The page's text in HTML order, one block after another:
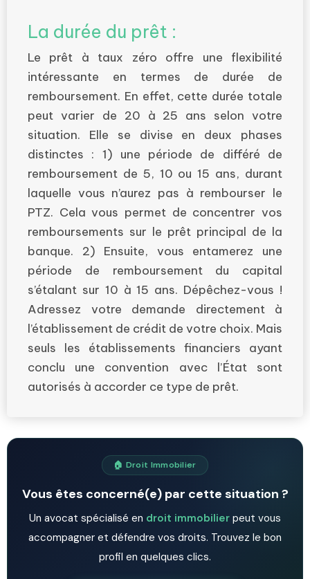
La durée du prêt :
Le prêt à taux zéro offre une flexibilité
intéressante en termes de durée de
remboursement. En effet, cette durée totale
peut varier de 20 à 25 ans selon votre
situation. Elle se divise en deux phases
distinctes : 1) une période de différé de
remboursement de 5, 10 ou 15 ans, durant
laquelle vous n’aurez pas à rembourser le
PTZ. Cela vous permet de concentrer vos
remboursements sur le prêt principal de la
banque. 2) Ensuite, vous entamerez une
période de remboursement du capital
s’étalant sur 10 à 15 ans. Dépêchez-vous !
Adressez votre demande directement à
l’établissement de crédit de votre choix. Mais
seuls les établissements financiers ayant
conclu une convention avec l’État sont
autorisés à accorder ce type de prêt.
🏠 Droit Immobilier
Vous êtes concerné(e) par cette situation ?
Un avocat spécialisé en droit immobilier peut vous
accompagner et défendre vos droits. Trouvez le bon
profil en quelques clics.